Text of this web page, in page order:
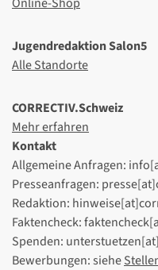
Jugendredaktion Salon5
Alle Standorte
CORRECTIV.Schweiz
Mehr erfahren
Kontakt
Allgemeine Anfragen:
Presseanfragen:
Redaktion:
Faktencheck:
Spenden:
Bewerbungen: siehe